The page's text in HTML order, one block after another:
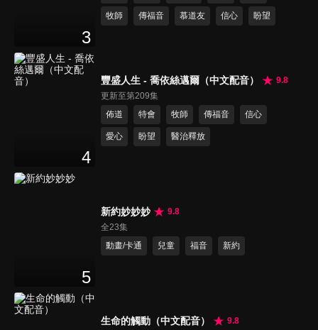
3
牧師 傳福音 慕道友 信心 盼望
4
豐盛人生 - 喬依絲邁爾（中文配音）
9.8
更新至第209集
佈道
特會 牧師 傳福音 信心
愛心 盼望 醫治釋放
5
新約妙妙妙
9.8
全23集
動畫/卡通
兒童 福音 新約
生命的觸動（中文配音）
9.8